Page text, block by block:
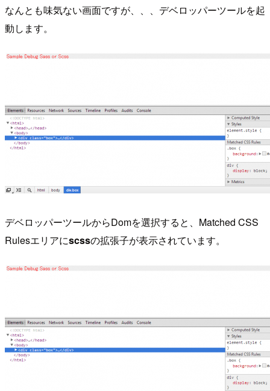
なんとも味気ない画面ですが、、、デベロッパーツールを起
動します。
デベロッパーツールからDomを選択すると、Matched CSS
Rulesエリアにscssの拡張子が表示されています。